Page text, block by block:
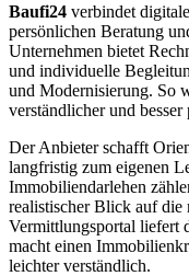
Baufi24 verbindet
persönlichen Beratung
Unternehmen bietet
und individuelle
und Modernisierung. So
verständlicher und besser
Der Anbieter schafft
langfristig zum eigenen
Immobiliendarlehen
realistischer Blick auf die
Vermittlungsportal liefert
macht einen
leichter verständlich.